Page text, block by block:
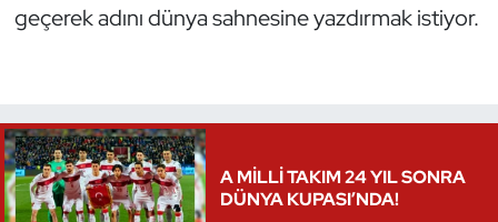
geçerek adını dünya sahnesine yazdırmak istiyor.
A MİLLİ TAKIM 24 YIL SONRA
DÜNYA KUPASI’NDA!